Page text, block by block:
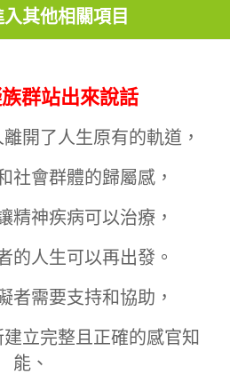
群站出來說話
開了人生原有的軌道，
社會群體的歸屬感，
精神疾病可以治療，
的人生可以再出發。
者需要支持和協助，
立完整且正確的感官知
能、